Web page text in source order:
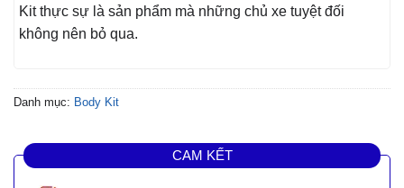
Kit thực sự là sản phẩm mà những chủ xe tuyệt đối
không nên bỏ qua.
Danh mục: Body Kit
CAM KẾT